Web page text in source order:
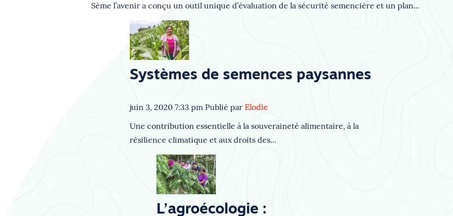
Sème l’avenir a conçu un outil unique d’évaluation de la sécurité semencière et un plan...
Systèmes de semences paysannes
juin 3, 2020 7:33 pm Publié par Elodie
Une contribution essentielle à la souveraineté alimentaire, à la
résilience climatique et aux droits des...
L’agroécologie :